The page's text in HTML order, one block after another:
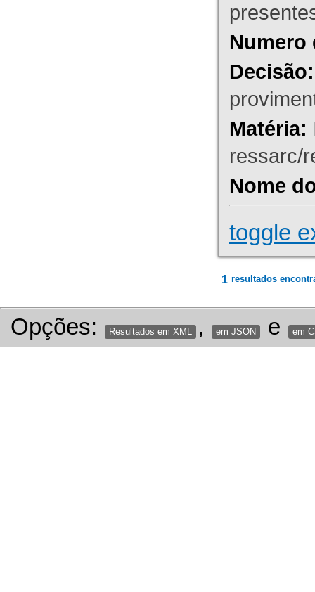
Numero
Decisão:
Matéria:
ressarc/
Nome
toggle
1 resultados
Opções: Resultados em XML , em JSON e em